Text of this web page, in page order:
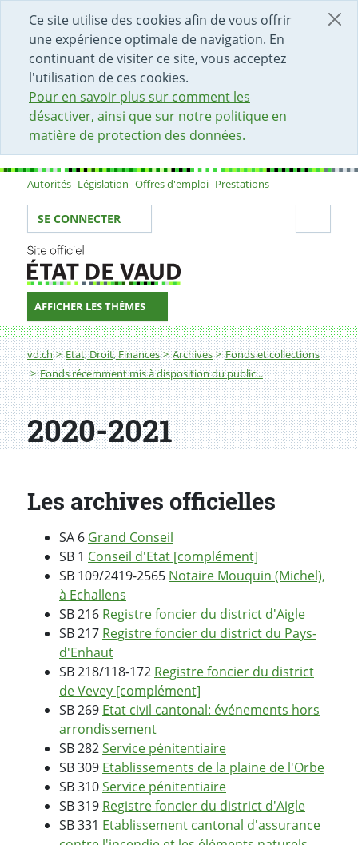
Ce site utilise des cookies afin de vous offrir
une expérience optimale de navigation. En
continuant de visiter ce site, vous acceptez
l'utilisation de ces cookies.
Pour en savoir plus sur comment les
désactiver, ainsi que sur notre politique en
matière de protection des données.
DÉBUT DU CONTENU DE LA PAGE
ACCÈS AU CHAMP DE RECHERCHE
PAGE D'ACCUEIL
FORMULAIRE DE CONTACT
Sous-navigation
Autorités Législation Offres d'emploi Prestations
Votre identité
SE CONNECTER
AFFICHER LES THÈMES
Fil d'Ariane
vd.ch Etat, Droit, Finances Archives
Fonds et collections
Fonds récemment mis à disposition du public...
2020-2021
2020-2021
Les archives officielles
SA 6 Grand Conseil
SB 1 Conseil d'Etat [complément]
SB 109/2419-2565 Notaire Mouquin (Michel),
à Echallens
SB 216 Registre foncier du district d'Aigle
SB 217 Registre foncier du district du Pays-
d'Enhaut
SB 218/118-172 Registre foncier du district
de Vevey [complément]
SB 269 Etat civil cantonal: événements hors
arrondissement
SB 282Service pénitentiaire
SB 309 Etablissements de la plaine de l'Orbe
SB 310Service pénitentiaire
SB 319 Registre foncier du district d'Aigle
SB 331 Etablissement cantonal d'assurance